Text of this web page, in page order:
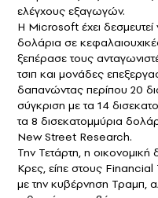
ελέγχους εξαγωγών.
Η Microsoft έχει
δολάρια σε
ξεπέρασε τους
τσιπ και μονάδες
δαπανώντας περίπου 20
σύγκριση με τα 14
τα 8 δισεκατομμύρια
New Street Research.
Την Τετάρτη, η οικονομική
Κρες, είπε στους Financial
με την κυβέρνηση Τραμπ,